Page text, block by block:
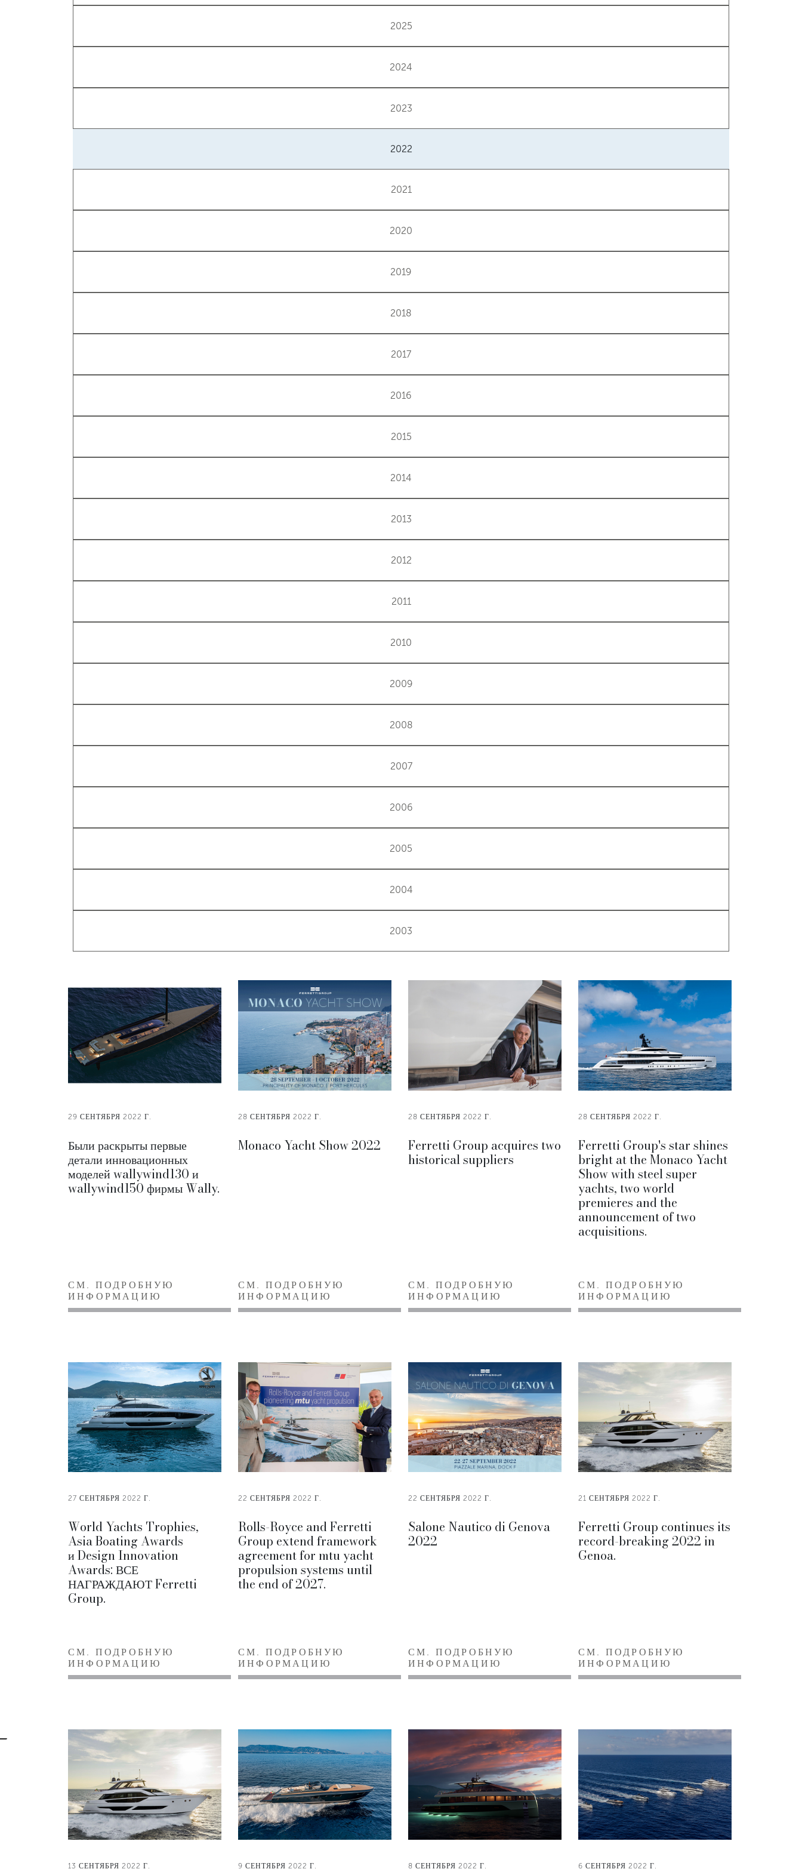
2025
2024
2023
2022
2021
2020
2019
2018
2017
2016
2015
2014
2013
2012
2011
2010
2009
2008
2007
2006
2005
2004
2003
29 СЕНТЯБРЯ 2022 Г.
Были раскрыты первые
детали инновационных
моделей wallywind130 и
wallywind150 фирмы Wally.
СМ. ПОДРОБНУЮ
ИНФОРМАЦИЮ
28 СЕНТЯБРЯ 2022 Г.
Monaco Yacht Show 2022
СМ. ПОДРОБНУЮ
ИНФОРМАЦИЮ
28 СЕНТЯБРЯ 2022 Г.
Ferretti Group acquires two
historical suppliers
СМ. ПОДРОБНУЮ
ИНФОРМАЦИЮ
28 СЕНТЯБРЯ 2022 Г.
Ferretti Group's star shines
bright at the Monaco Yacht
Show with steel super
yachts, two world
premieres and the
announcement of two
acquisitions.
СМ. ПОДРОБНУЮ
ИНФОРМАЦИЮ
27 СЕНТЯБРЯ 2022 Г.
World Yachts Trophies,
Asia Boating Awards
и Design Innovation
Awards: ВСЕ
НАГРАЖДАЮТ Ferretti
Group.
СМ. ПОДРОБНУЮ
ИНФОРМАЦИЮ
22 СЕНТЯБРЯ 2022 Г.
Rolls-Royce and Ferretti
Group extend framework
agreement for mtu yacht
propulsion systems until
the end of 2027.
СМ. ПОДРОБНУЮ
ИНФОРМАЦИЮ
22 СЕНТЯБРЯ 2022 Г.
Salone Nautico di Genova
2022
СМ. ПОДРОБНУЮ
ИНФОРМАЦИЮ
21 СЕНТЯБРЯ 2022 Г.
Ferretti Group continues its
record-breaking 2022 in
Genoa.
СМ. ПОДРОБНУЮ
ИНФОРМАЦИЮ
13 СЕНТЯБРЯ 2022 Г. 9 СЕНТЯБРЯ 2022 Г. 8 СЕНТЯБРЯ 2022 Г. 6 СЕНТЯБРЯ 2022 Г.